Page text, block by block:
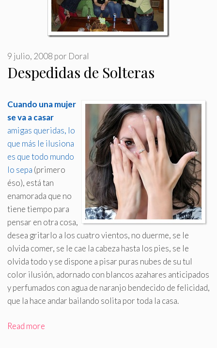
Despedidas de Solteras
9 julio, 2008 por Doral
Cuando una mujer
se va a casar
amigas queridas, lo
que más le ilusiona
es que todo mundo
lo sepa (primero
éso), está tan
enamorada que no
tiene tiempo para
pensar en otra cosa,
desea gritarlo a los cuatro vientos, no duerme, se le
olvida comer, se le cae la cabeza hasta los pies, se le
olvida todo y se dispone a pisar puras nubes de su tul
color ilusión, adornado con blancos azahares anticipados
y perfumados con agua de naranjo bendecido de felicidad,
que la hace andar bailando solita por toda la casa.
Read more